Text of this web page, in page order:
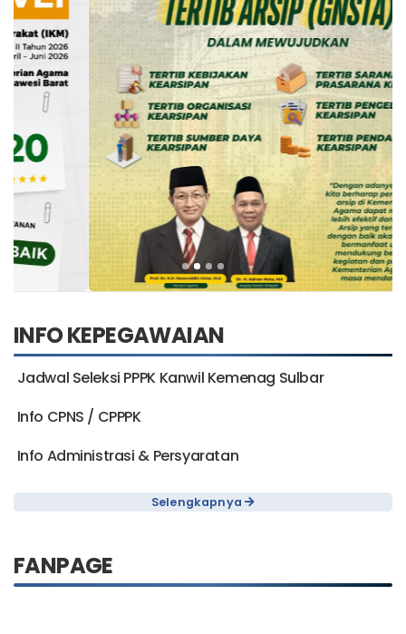
INFO KEPEGAWAIAN
Jadwal Seleksi PPPK Kanwil Kemenag Sulbar
Info CPNS / CPPPK
Info Administrasi & Persyaratan
Selengkapnya
FANPAGE